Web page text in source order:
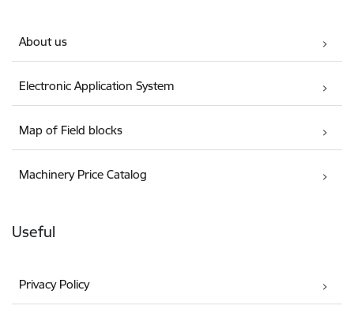
About us
Electronic Application System
Map of Field blocks
Machinery Price Catalog
Useful
Privacy Policy